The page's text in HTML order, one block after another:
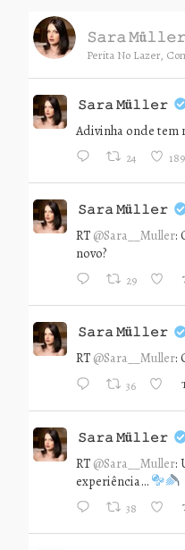
𝚂𝚊𝚛𝚊 𝙼ü𝚕𝚕𝚎𝚛
Perita No Lazer,
𝚂𝚊𝚛𝚊 𝙼ü𝚕𝚕𝚎𝚛
Adivinha onde tem
24 189
𝚂𝚊𝚛𝚊 𝙼ü𝚕𝚕𝚎𝚛
RT @Sara__Muller:
novo?
29
𝚂𝚊𝚛𝚊 𝙼ü𝚕𝚕𝚎𝚛
RT @Sara__Muller:
36
𝚂𝚊𝚛𝚊 𝙼ü𝚕𝚕𝚎𝚛
RT @Sara__Muller:
experiência…
38